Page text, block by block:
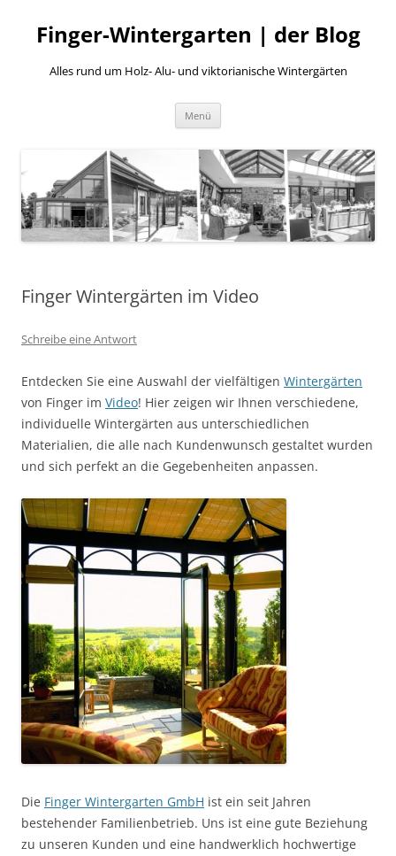
Finger-Wintergarten | der Blog
Alles rund um Holz- Alu- und viktorianische Wintergärten
Menü
Finger Wintergärten im Video
Schreibe eine Antwort
Entdecken Sie eine Auswahl der vielfältigen Wintergärten
von Finger im Video! Hier zeigen wir Ihnen verschiedene,
individuelle Wintergärten aus unterschiedlichen
Materialien, die alle nach Kundenwunsch gestaltet wurden
und sich perfekt an die Gegebenheiten anpassen.
Die Finger Wintergarten GmbH ist ein seit Jahren
bestehender Familienbetrieb. Uns ist eine gute Beziehung
zu unseren Kunden und eine handwerklich hochwertige